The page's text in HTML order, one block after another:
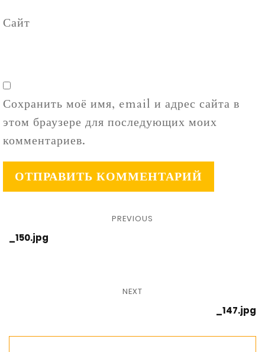
Сайт
Сохранить моё имя, email и адрес сайта в
этом браузере для последующих моих
комментариев.
PREVIOUS
_150.jpg
NEXT
_147.jpg